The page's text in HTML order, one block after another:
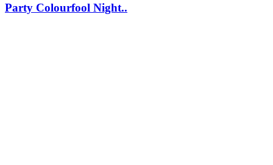
Party Colourfool Night..